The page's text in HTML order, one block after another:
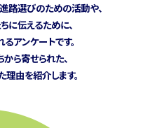
路選びのための活動や、
に伝えるために、
アンケートです。
ら寄せられた、
理由を紹介します。